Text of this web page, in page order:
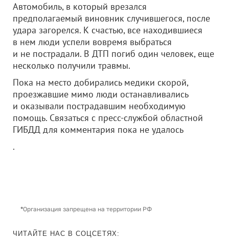
Автомобиль, в который врезался
предполагаемый виновник случившегося, после
удара загорелся. К счастью, все находившиеся
в нем люди успели вовремя выбраться
и не пострадали. В ДТП погиб один человек, еще
несколько получили травмы.
Пока на место добирались медики скорой,
проезжавшие мимо люди останавливались
и оказывали пострадавшим необходимую
помощь. Связаться с пресс-службой областной
ГИБДД для комментария пока не удалось
.
*Организация запрещена на территории РФ
ЧИТАЙТЕ НАС В СОЦСЕТЯХ: